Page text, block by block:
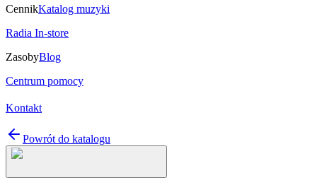
CennikKatalog muzyki
Radia In-store
ZasobyBlog
Centrum pomocy
Kontakt
Powrót do katalogu